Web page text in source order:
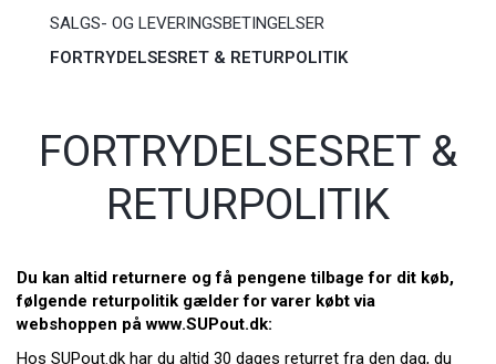
SALGS- OG LEVERINGSBETINGELSER
FORTRYDELSESRET & RETURPOLITIK
FORTRYDELSESRET &
RETURPOLITIK
Du kan altid returnere og få pengene tilbage for dit køb,
følgende returpolitik gælder for varer købt via
webshoppen påwww.SUPout.dk:
Hos SUPout.dk har du altid 30 dages returret fra den dag, du